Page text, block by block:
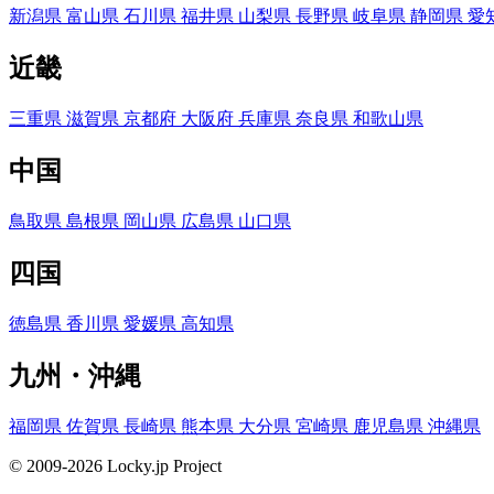
新潟県 富山県 石川県 福井県 山梨県 長野県 岐阜県 静岡県 愛
近畿
三重県 滋賀県 京都府 大阪府 兵庫県 奈良県 和歌山県
中国
鳥取県 島根県 岡山県 広島県 山口県
四国
徳島県 香川県 愛媛県 高知県
九州・沖縄
福岡県 佐賀県 長崎県 熊本県 大分県 宮崎県 鹿児島県 沖縄県
© 2009-2026 Locky.jp Project